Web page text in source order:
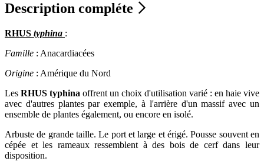
Description compléte
RHUS typhina :
Famille : Anacardiacées
Origine : Amérique du Nord
Les RHUS typhina offrent un choix d'utilisation varié : en haie vive
avec d'autres plantes par exemple, à l'arrière d'un massif avec un
ensemble de plantes également, ou encore en isolé.
Arbuste de grande taille. Le port et large et érigé. Pousse souvent en
cépée et les rameaux ressemblent à des bois de cerf dans leur
disposition.